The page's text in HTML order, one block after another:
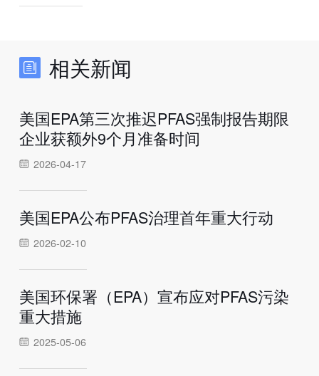
相关新闻
美国EPA第三次推迟PFAS强制报告期限
企业获额外9个月准备时间
2026-04-17
美国EPA公布PFAS治理首年重大行动
2026-02-10
美国环保署（EPA）宣布应对PFAS污染
重大措施
2025-05-06